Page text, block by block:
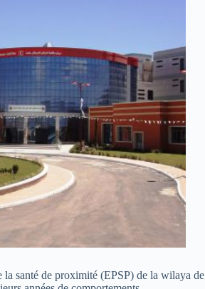
la santé de proximité (EPSP) de la wilaya de